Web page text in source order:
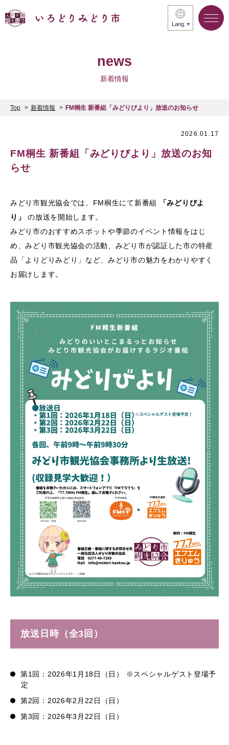
Lang.
news
新着情報
Top 新着情報 FM桐生 新番組「みどりびより」放送のお知らせ
2026.01.17
FM桐生 新番組「みどりびより」放送のお知
らせ
みどり市観光協会では、FM桐生にて新番組
「みどりびよ
り」
の放送を開始します。
みどり市のおすすめスポットや季節のイベント情報をはじ
め、みどり市観光協会の活動、みどり市が認証した市の特産
品「よりどりみどり」など、みどり市の魅力をわかりやすく
お届けします。
放送日時（全3回）
第1回：2026年1月18日（日） ※スペシャルゲスト登場予
定
第2回：2026年2月22日（日）
第3回：2026年3月22日（日）